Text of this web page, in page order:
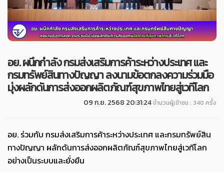
อย. ผนึกกำลัง กรมส่งเสริมการค้าระหว่างประเทศ และ
กรมทรัพย์สินทางปัญญา ลงนามข้อตกลงความร่วมมือ
มุ่งผลักดันการส่งออกผลิตภัณฑ์สุขภาพไทยสู่เวทีโลก
09 ก.ย. 2568 20:31:24จำนวนผู้เข้าชม : 340 ครั้ง
อย. ร่วมกับ กรมส่งเสริมการค้าระหว่างประเทศ และกรมทรัพย์สิน
ทางปัญญา ผลักดันการส่งออกผลิตภัณฑ์สุขภาพไทยสู่เวทีโลก
อย่างเป็นระบบและยั่งยืน